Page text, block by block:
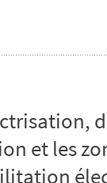
et les